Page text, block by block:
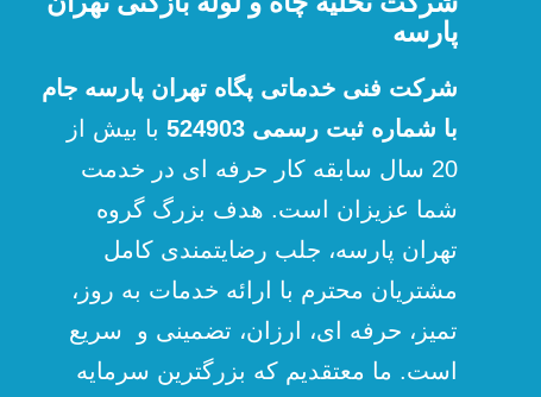
پارسه
شرکت فنی خدماتی پگاه تهران پارسه جام
با شماره ثبت رسمی 524903
با بیش از
20 سال سابقه کار حرفه ای در خدمت
شما عزیزان است. هدف بزرگ گروه
تهران پارسه، جلب رضایتمندی کامل
مشتریان محترم با ارائه خدمات به روز،
تمیز، حرفه ای، ارزان، تضمینی و سریع
است. ما معتقدیم که بزرگترین سرمایه